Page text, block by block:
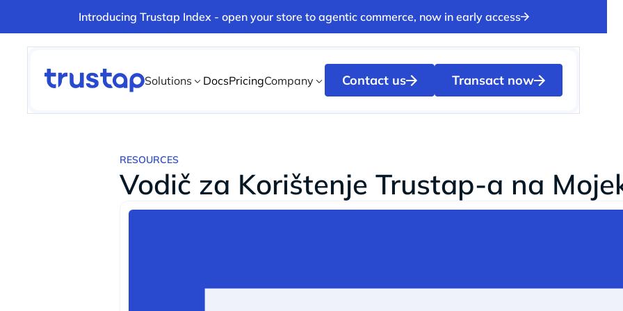
Introducing Trustap Index - open your store to agentic commerce, now in early access
Solutions DocsPricingCompany Contact us Transact now
RESOURCES
Vodič za Korištenje Trustap-a na